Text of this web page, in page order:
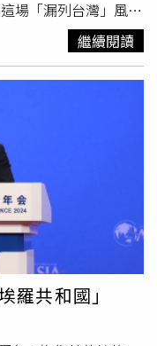
夥伴關係協定》的高
，諸多事實證明，南
」，各方都應倍加珍
罔顧大勢，頻頻與域
肆意破壞南海穩定態
心維護的團結合作，
危險肇事者、破壞地
放話，「小小寰球，
迷途知返，恪守迄今
係作出切實努力。同
攪亂生事、興風作浪
，中方『工具箱』裡
、安全、發展利益的
擊。」《南華早報》
在黃岩島劃設所謂
人民解放軍南部戰區
場「漏列台灣」風波
交考量及高市政府施
，高市早苗更新感謝
圖／翻攝自X，
目前為止，日本政
織的大量慰問訊息，
再次向所有提供支持
貼文共向來自全球63
區域分類。其中亞洲
、菲律賓、越南、土
義大利、瑞士、瑞典
拿大、巴西、墨西
大洋洲包括澳洲及斐
秘書處、中美洲統合
工組織（ILO）、
）及
繼續閱讀
羅共和國」